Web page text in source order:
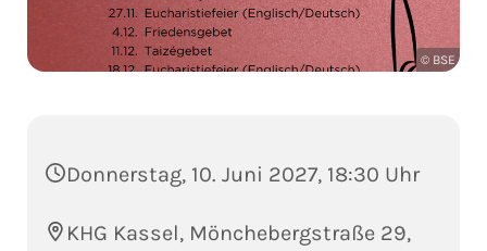
© BSE
Donnerstag, 10. Juni 2027, 18:30 Uhr
KHG Kassel, Mönchebergstraße 29,